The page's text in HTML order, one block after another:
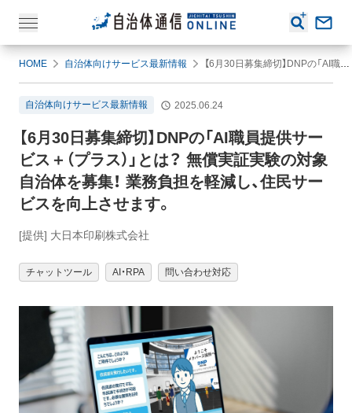
HOME 自治体向けサービス最新情報 【6月30日募集締切】DNPの「AI職員提供サービス＋（プラス）」とは？ 無償実証実験の対象自治体を募集！ 業務負担を軽減し、住民サービスを向上させます。
自治体向けサービス最新情報 2025.06.24
【6月30日募集締切】DNPの「AI職員提供サー
ビス＋（プラス）」とは？ 無償実証実験の対象
自治体を募集！ 業務負担を軽減し、住民サー
ビスを向上させます。
[提供] 大日本印刷株式会社
チャットツール AI・RPA 問い合わせ対応